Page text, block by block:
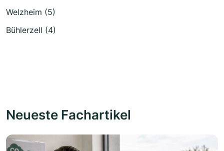
Welzheim (5)
Bühlerzell (4)
Neueste Fachartikel